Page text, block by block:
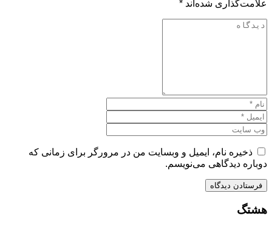
علامت‌گذاری شده‌اند *
ذخیره نام، ایمیل و وبسایت من در مرورگر برای زمانی که
دوباره دیدگاهی می‌نویسم.
هشتگ